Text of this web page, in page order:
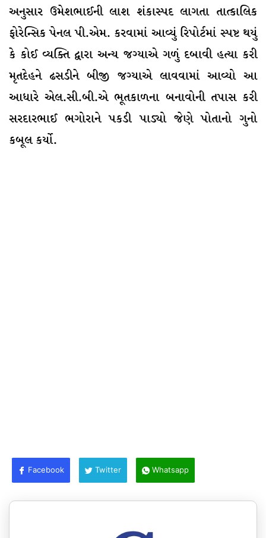
અનુસાર ઉમેશભાઈની લાશ શંકાસ્પદ લાગતા તાત્કાલિક
ફોરેન્સિક પેનલ પી.એમ. કરવામાં આવ્યું રિપોર્ટમાં સ્પષ્ટ થયું
કે કોઈ વ્યક્તિ દ્વારા અન્ય જગ્યાએ ગળું દબાવી હત્યા કરી
મૃતદેહને ઢસડીને બીજી જગ્યાએ લાવવામાં આવ્યો આ
આધારે એલ.સી.બી.એ ભૂતકાળના બનાવોની તપાસ કરી
સરદારભાઈ ભગોરાને પકડી પાડ્યો જેણે પોતાનો ગુનો
કબૂલ કર્યો.
Facebook Twitter Whatsapp